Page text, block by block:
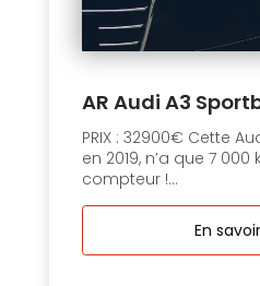
AR Audi A3
PRIX : 32900€ Cette
en 2019, n’a que 7
compteur !...
En